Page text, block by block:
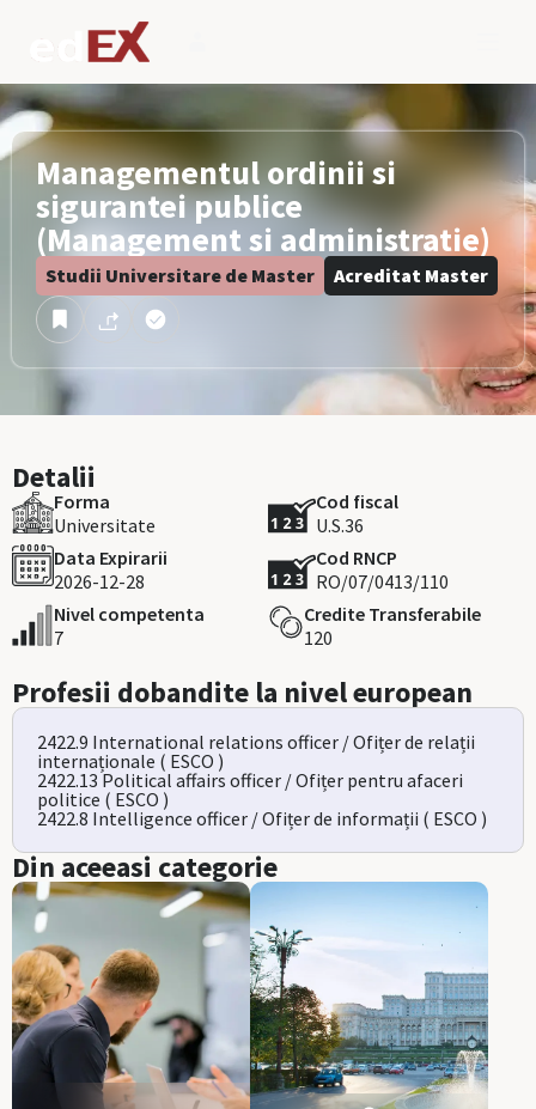
Managementul ordinii si
sigurantei publice
(Management si administratie)
Studii Universitare de Master Acreditat Master
Detalii
Forma
Universitate
Cod fiscal
U.S.36
Data Expirarii
2026-12-28
Cod RNCP
RO/07/0413/110
Nivel competenta
7
Credite Transferabile
120
Profesii dobandite la nivel european
2422.9 International relations officer / Ofițer de relații
internaționale ( ESCO )
2422.13 Political affairs officer / Ofițer pentru afaceri
politice ( ESCO )
2422.8 Intelligence officer / Ofițer de informații ( ESCO )
Din aceeasi categorie